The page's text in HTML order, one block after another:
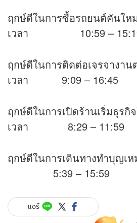
ฤกษ์ดีในการซื้อรถยนต์คันให
เวลา 10:59 –
ฤกษ์ดีในการติดต่อเจรจางาน
เวลา 9:09 – 16:45
ฤกษ์ดีในการเปิดร้านเริ่มธุรกิ
เวลา 8:29 – 11:59
ฤกษ์ดีในการเดินทางทำบุญเ
5:39 – 15:59
แชร์